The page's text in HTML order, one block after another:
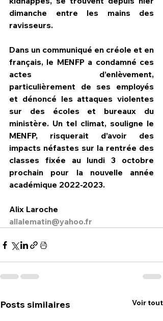
dimanche entre les mains des
ravisseurs.
Dans un communiqué en créole et en
français, le MENFP a condamné ces
actes d’enlèvement,
particulièrement de ses employés
et dénoncé les attaques violentes
sur des écoles et bureaux du
ministère. Un tel climat, souligne le
MENFP, risquerait d’avoir des
impacts néfastes sur la rentrée des
classes fixée au lundi 3 octobre
prochain pour la nouvelle année
académique 2022-2023.
Alix Laroche
allalematin@yahoo.fr
Posts similaires Voir tout